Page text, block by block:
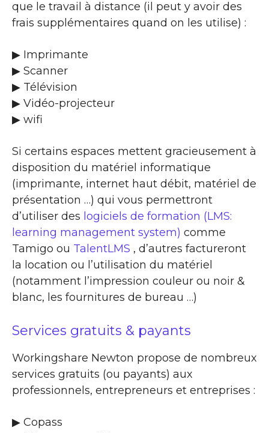
que le travail à distance (il peut y avoir des
frais supplémentaires quand on les utilise) :
▶ Imprimante
▶ Scanner
▶ Télévision
▶ Vidéo-projecteur
▶ wifi
Si certains espaces mettent gracieusement à
disposition du matériel informatique
(imprimante, internet haut débit, matériel de
présentation …) qui vous permettront
d’utiliser des logiciels de formation (LMS:
learning management system) comme
Tamigo ou TalentLMS , d’autres factureront
la location ou l’utilisation du matériel
(notamment l’impression couleur ou noir &
blanc, les fournitures de bureau …)
Services gratuits & payants
Workingshare Newton propose de nombreux
services gratuits (ou payants) aux
professionnels, entrepreneurs et entreprises :
▶​ Copass